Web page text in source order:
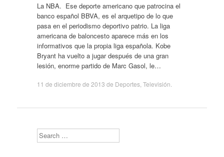
La NBA. Ese deporte americano que patrocina el
banco español BBVA, es el arquetipo de lo que
pasa en el periodismo deportivo patrio. La liga
americana de baloncesto aparece más en los
informativos que la propia liga española. Kobe
Bryant ha vuelto a jugar después de una gran
lesión, enorme partido de Marc Gasol, le…
11 de diciembre de 2013 de Deportes, Televisión
Search